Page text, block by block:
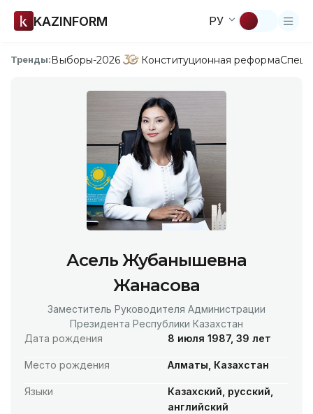
KAZINFORM РУ
Тренды:Выборы-2026 Конституционная реформа
Асель Жубанышевна
Жанасова
Заместитель Руководителя Администрации
Президента Республики Казахстан
Дата рождения
8 июля 1987, 39 лет
Место рождения Алматы, Казахстан
Языки
Казахский, русский,
английский